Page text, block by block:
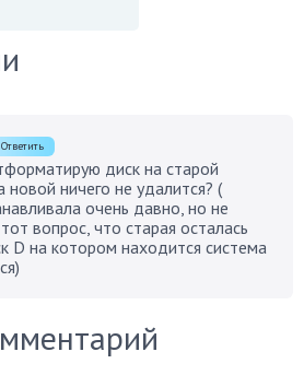
Ответить
диск на старой
новой ничего не удалится? (
очень давно, но не
вопрос, что старая осталась
D на котором находится система